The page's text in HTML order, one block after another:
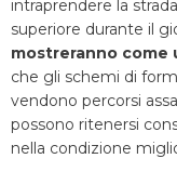
intraprendere la
superiore durante il
mostreranno come
che gli schemi di
vendono percorsi
possono ritenersi
nella condizione